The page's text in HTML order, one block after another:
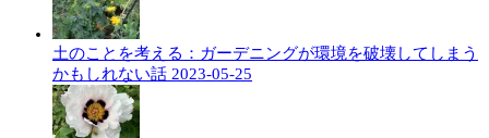
土のことを考える：ガーデニングが環境を破壊してしまう
かもしれない話 2023-05-25